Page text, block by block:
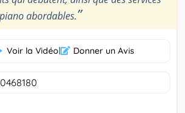
abordables.”
Voir la Vidéo| Donner un Avis